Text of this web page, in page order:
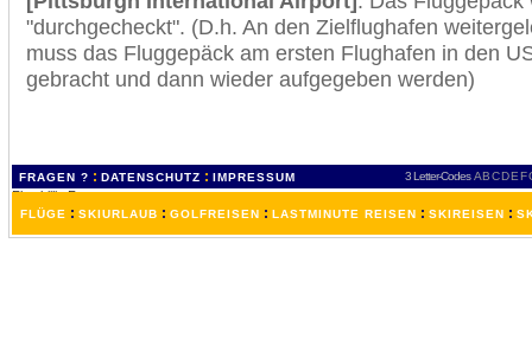
"durchgecheckt". (D.h. An den Zielflughafen
muss das Fluggepäck am ersten Flughafen in den
gebracht und dann wieder aufgegeben werden)
FRAGEN ? : DATENSCHUTZ : IMPRESSUM 3 Letter-Codes ABCDEF
FLÜGE : SKIURLAUB : GOLFREISEN : LASTMINUTE REISEN : SKIREISEN :